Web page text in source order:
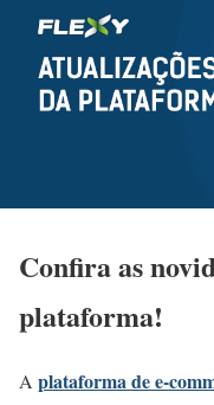
Confira as
plataforma!
A plataforma de e-